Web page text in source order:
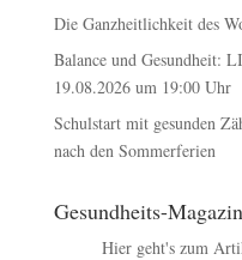
Die Ganzheitlichkeit des
Balance und Gesundheit:
19.08.2026 um 19:00 Uhr
Schulstart mit gesunden
nach den Sommerferien
Gesundheits-
Hier geht's zum